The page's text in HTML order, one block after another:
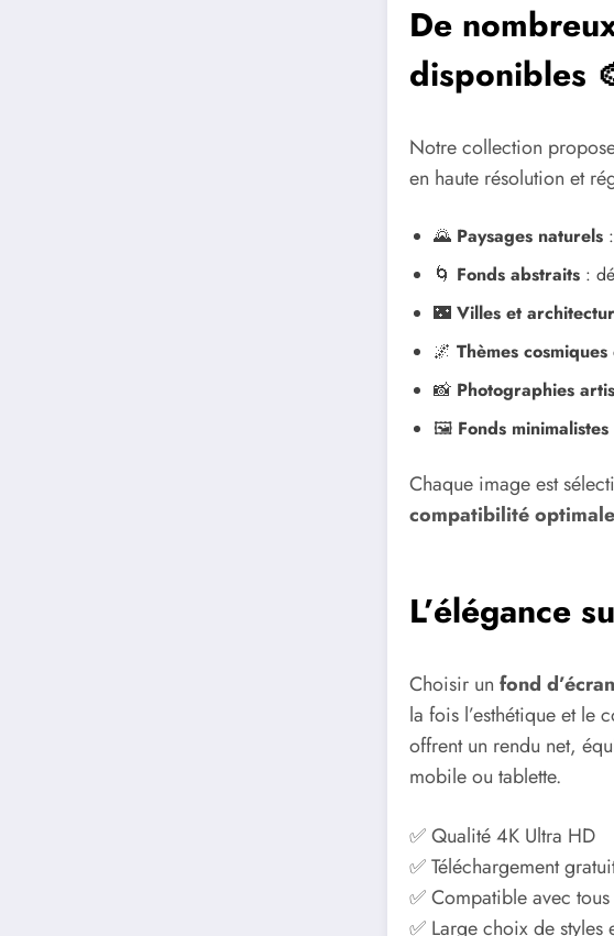
De
disponibles
Notre collection
en haute résolution et
🌄 Paysages naturels
🌀 Fonds abstraits :
🌃 Villes et
🌌 Thèmes
📸 Photographies
🖼️ Fonds minimalistes
Chaque image est
compatibilité optimale
L’élégance
Choisir un fond
la fois l’esthétique et le
offrent un rendu net,
mobile ou tablette.
✅ Qualité 4K Ultra HD
✅ Téléchargement
✅ Compatible avec
✅ Large choix de styles